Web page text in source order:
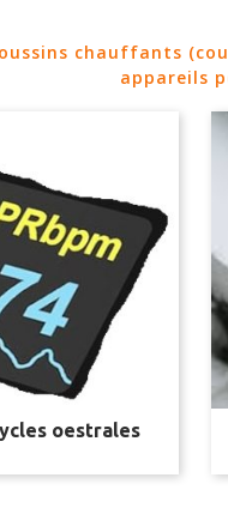
chauffants
appareils
oestrales